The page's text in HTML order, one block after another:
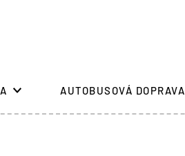
AUTOBUSOVÁ DOPRAVA